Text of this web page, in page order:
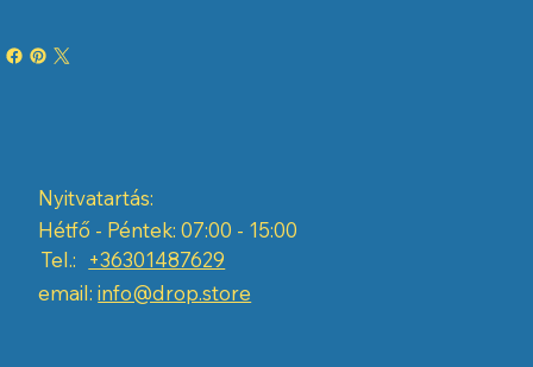
Nyitvatartás:
Tel.:
email:info@drop.store
+36301487629
Hétfő - Péntek: 07:00 - 15:00